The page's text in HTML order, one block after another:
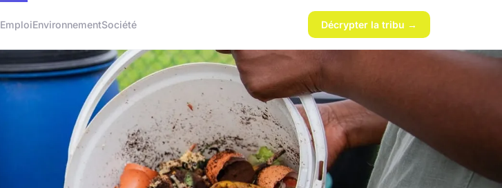
EmploiEnvironnementSociété Décrypter la tribu →